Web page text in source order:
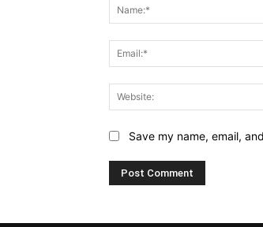
Save my name, email,